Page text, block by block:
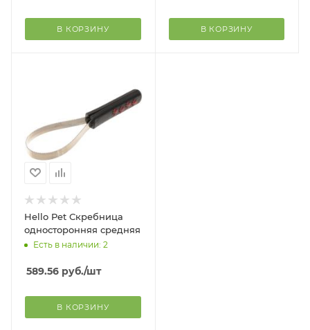
В КОРЗИНУ В КОРЗИНУ
Hello Pet Скребница
односторонняя средняя
Есть в наличии: 2
589.56 руб./шт
В КОРЗИНУ